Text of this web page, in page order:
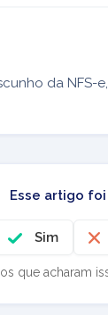
da NFS-
Esse artigo
Sim
que acharam